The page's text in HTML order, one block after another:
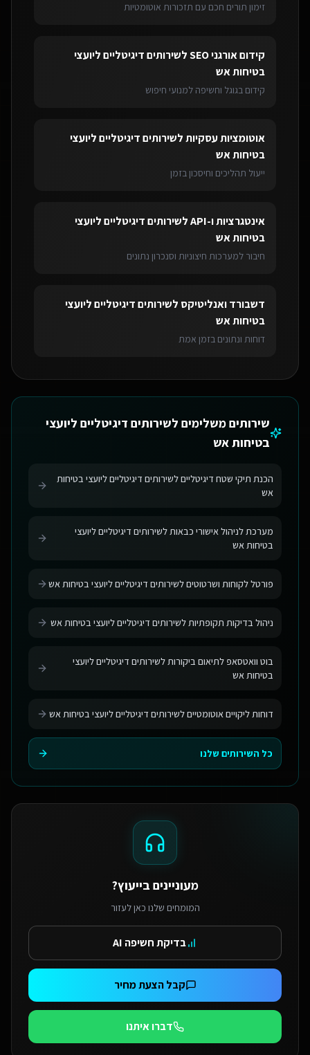
זימון תורים חכם עם תזכורות אוטומטיות
קידום אורגני SEO לשירותים דיגיטליים ליועצי
בטיחות אש
קידום בגוגל וחשיפה למנועי חיפוש
אוטומציות עסקיותלשירותים דיגיטליים ליועצי
בטיחות אש
ייעול תהליכים וחיסכון בזמן
אינטגרציות ו-API לשירותים דיגיטליים ליועצי
בטיחות אש
חיבור למערכות חיצוניות וסנכרון נתונים
דשבורד ואנליטיקס לשירותים דיגיטליים ליועצי
בטיחות אש
דוחות ונתונים בזמן אמת
שירותים משלימים לשירותים דיגיטליים ליועצי
בטיחות אש
הכנת תיקי שטח דיגיטליים לשירותים דיגיטליים ליועצי בטיחות
אש
מערכת לניהול אישורי כבאות לשירותים דיגיטליים ליועצי
בטיחות אש
פורטל לקוחות ושרטוטים לשירותים דיגיטליים ליועצי בטיחות אש
ניהול בדיקות תקופתיות לשירותים דיגיטליים ליועצי בטיחות אש
בוט וואטסאפ לתיאום ביקורות לשירותים דיגיטליים ליועצי
בטיחות אש
דוחות ליקויים אוטומטיים לשירותים דיגיטליים ליועצי בטיחות אש
כל השירותים שלנו
מעוניינים בייעוץ?
המומחים שלנו כאן לעזור
בדיקת חשיפה AI
קבל הצעת מחיר
דברו איתנו